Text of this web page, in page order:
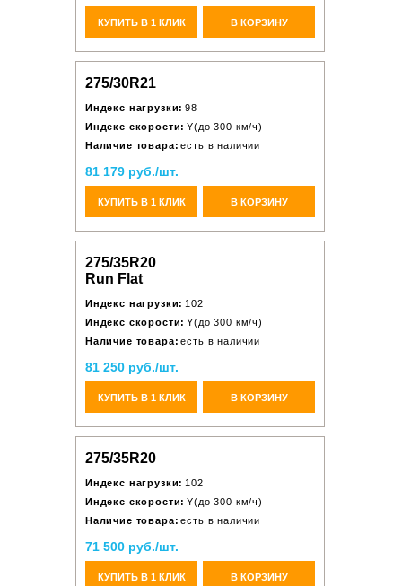
КУПИТЬ В 1 КЛИК В КОРЗИНУ
275/30R21
Индекс нагрузки: 98
Индекс скорости: Y(до 300 км/ч)
Наличие товара: есть в наличии
81 179 руб./шт.
КУПИТЬ В 1 КЛИК В КОРЗИНУ
275/35R20
Run Flat
Индекс нагрузки: 102
Индекс скорости: Y(до 300 км/ч)
Наличие товара: есть в наличии
81 250 руб./шт.
КУПИТЬ В 1 КЛИК В КОРЗИНУ
275/35R20
Индекс нагрузки: 102
Индекс скорости: Y(до 300 км/ч)
Наличие товара: есть в наличии
71 500 руб./шт.
КУПИТЬ В 1 КЛИК В КОРЗИНУ